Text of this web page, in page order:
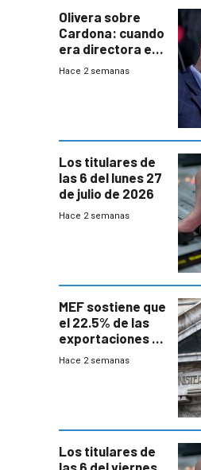
Olivera sobre
Cardona: cuando
era directora en
UTE “no era muy
Hace 2 semanas
Los titulares de
las 6 del lunes 27
de julio de 2026
Hace 2 semanas
MEF sostiene que
el 22.5% de las
exportaciones a
EE.UU se verán
Hace 2 semanas
Los titulares de
las 6 del viernes